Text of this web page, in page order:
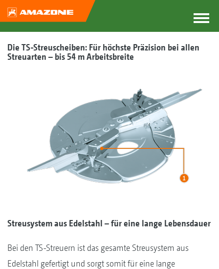
Die TS-Streuscheiben: Für höchste Präzision bei allen
Streuarten – bis 54 m Arbeitsbreite
Streusystem aus Edelstahl – für eine lange Lebensdauer
Bei den TS-Streuern ist das gesamte Streusystem aus
Edelstahl gefertigt und sorgt somit für eine lange